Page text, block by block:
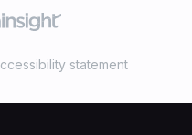
statement